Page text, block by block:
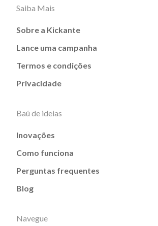
Saiba Mais
Sobre a Kickante
Lance uma campanha
Termos e condições
Privacidade
Baú de ideias
Inovações
Como funciona
Perguntas frequentes
Blog
Navegue